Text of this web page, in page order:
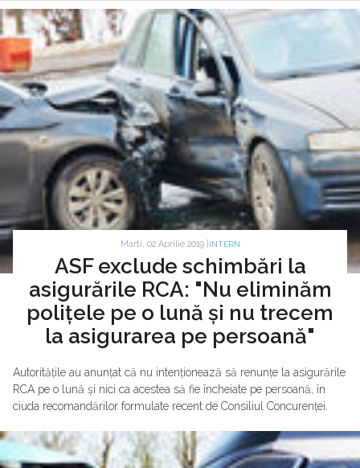
Marti, 02 Aprilie 2019 | INTERN
ASF exclude schimbări la
asigurările RCA: "Nu eliminăm
polițele pe o lună și nu trecem
la asigurarea pe persoană"
Autoritățile au anunțat că nu intenționează să renunțe la asigurările
RCA pe o lună și nici ca acestea să fie încheiate pe persoană, în
ciuda recomandărilor formulate recent de Consiliul Concurenței.